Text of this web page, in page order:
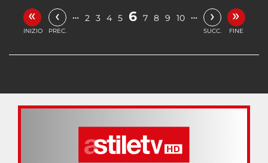
«
INIZIO
‹
PREC.
… 2 3 4 5 6 7 8 9 10 … ›
SUCC.
»
FINE